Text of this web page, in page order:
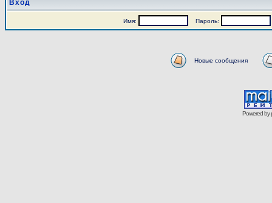
Вход
Имя: Пароль:
Новые сообщения
Powered by